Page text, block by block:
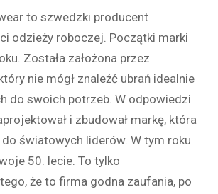
to szwedzki producent
odzieży roboczej. Początki marki
Została założona przez
nie mógł znaleźć ubrań idealnie
do swoich potrzeb. W odpowiedzi
i zbudował markę, która
do światowych liderów. W tym roku
50. lecie. To tylko
że to firma godna zaufania, po